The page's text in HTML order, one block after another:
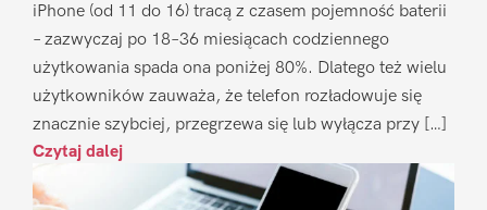
iPhone (od 11 do 16) tracą z czasem pojemność baterii
– zazwyczaj po 18–36 miesiącach codziennego
użytkowania spada ona poniżej 80%. Dlatego też wielu
użytkowników zauważa, że telefon rozładowuje się
znacznie szybciej, przegrzewa się lub wyłącza przy […]
Czytaj dalej